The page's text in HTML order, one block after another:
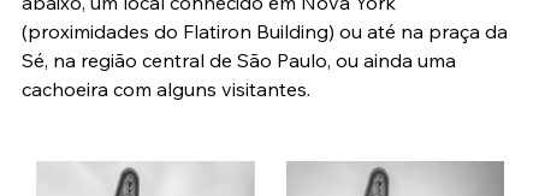
quis dizer com aquilo. Pode ser no caso do exemplo
abaixo, um local conhecido em Nova York
(proximidades do Flatiron Building) ou até na praça da
Sé, na região central de São Paulo, ou ainda uma